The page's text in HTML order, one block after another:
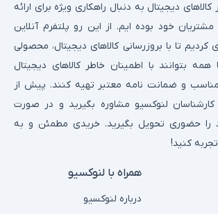
دیجیتال به دنبال راهکاری ویژه برای ارائه
خود بوده ایم. از این رو پلتفرم آنلاین
کردیم تا با بروزرسانی کالاهای دیجیتال، محصولی
بتوانند با اطمینان خاطر کالاهای دیجیتال
و ضمانت نامه معتبر تهیه کنند. پیش از
کارشناسان لنوکسیو مشاوره بگیرید و در صورت
را حضوری تحویل بگیرید. خریدی مطمئن و به
کنید!
همراه با لنوکسیو
درباره لنوکسیو